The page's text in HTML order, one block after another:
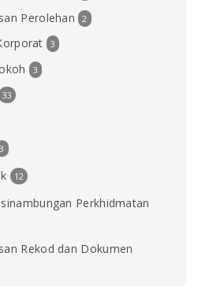
Perolehan 2
3
3
33
3
12
Perkhidmatan
Rekod dan Dokumen